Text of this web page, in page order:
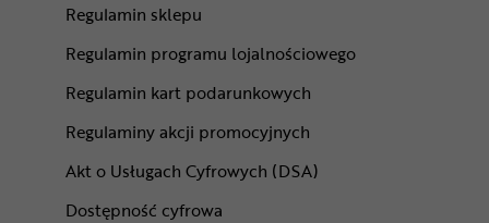
Regulamin sklepu
Regulamin programu lojalnościowego
Regulamin kart podarunkowych
Regulaminy akcji promocyjnych
Akt o Usługach Cyfrowych (DSA)
Dostępność cyfrowa